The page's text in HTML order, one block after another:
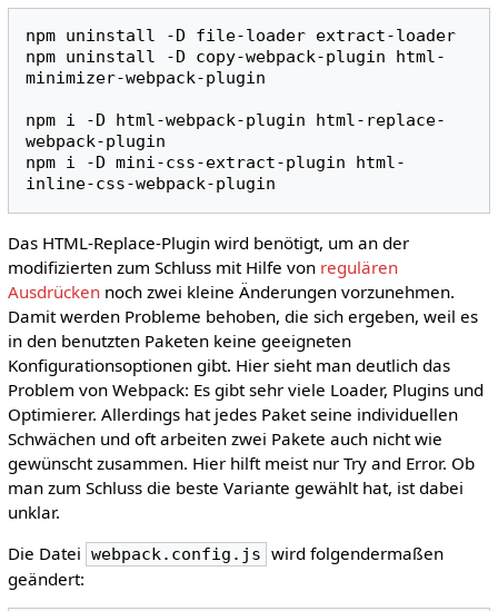
npm uninstall -D file-loader extract-loader
npm uninstall -D copy-webpack-plugin
html-
minimizer-webpack-plugin
npm i -D html-webpack-plugin
html-replace-
webpack-plugin
npm i -D mini-css-extract-plugin
html-
Das HTML-Replace-Plugin wird benötigt, um an der
modifizierten zum Schluss mit Hilfe von regulären
Ausdrückennoch zwei kleine Änderungen vorzunehmen.
Damit werden Probleme behoben, die sich ergeben, weil es
in den benutzten Paketen keine geeigneten
Konfigurationsoptionen gibt. Hier sieht man deutlich das
Problem von Webpack: Es gibt sehr viele Loader, Plugins und
Optimierer. Allerdings hat jedes Paket seine individuellen
Schwächen und oft arbeiten zwei Pakete auch nicht wie
gewünscht zusammen. Hier hilft meist nur Try and Error. Ob
man zum Schluss die beste Variante gewählt hat, ist dabei
unklar.
Die Datei webpack.config.js wird folgendermaßen
geändert: